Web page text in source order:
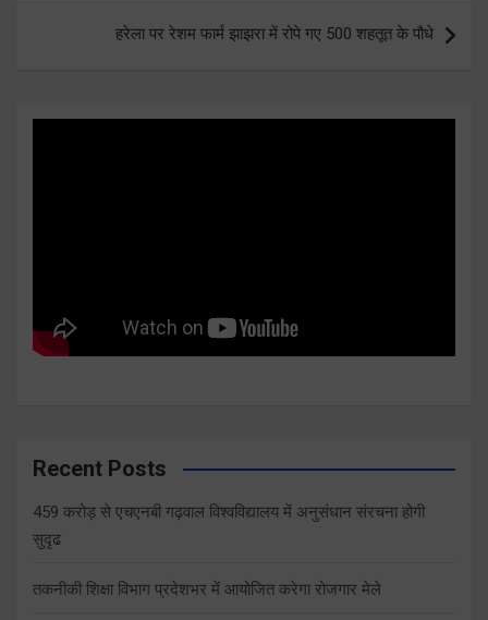
हरेला पर रेशम फार्म झाझरा में रोपे गए 500 शहतूत के पौधे
Recent Posts
459 करोड़ से एचएनबी गढ़वाल विश्वविद्यालय में अनुसंधान संरचना होगी
सुदृढ
तकनीकी शिक्षा विभाग प्रदेशभर में आयोजित करेगा रोजगार मेले